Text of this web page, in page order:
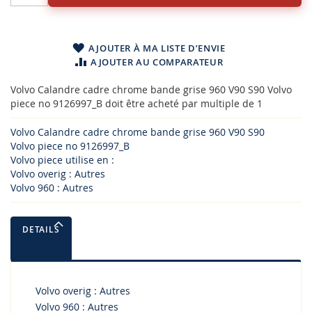
AJOUTER À MA LISTE D’ENVIE
AJOUTER AU COMPARATEUR
Volvo Calandre cadre chrome bande grise 960 V90 S90 Volvo
piece no 9126997_B doit être acheté par multiple de 1
Volvo Calandre cadre chrome bande grise 960 V90 S90
Volvo piece no 9126997_B
Volvo piece utilise en :
Volvo overig : Autres
Volvo 960 : Autres
DETAILS
Volvo overig : Autres
Volvo 960 : Autres